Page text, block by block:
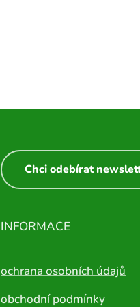
Chci odebírat
INFORMACE
ochrana osobních údajů
obchodní podmínky